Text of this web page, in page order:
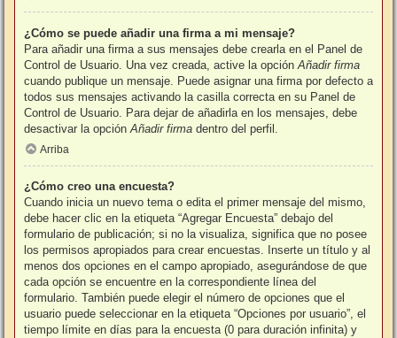
¿Cómo se puede añadir una firma a mi mensaje?
Para añadir una firma a sus mensajes debe crearla en el Panel de
Control de Usuario. Una vez creada, active la opción Añadir firma
cuando publique un mensaje. Puede asignar una firma por defecto a
todos sus mensajes activando la casilla correcta en su Panel de
Control de Usuario. Para dejar de añadirla en los mensajes, debe
desactivar la opción Añadir firma dentro del perfil.
Arriba
¿Cómo creo una encuesta?
Cuando inicia un nuevo tema o edita el primer mensaje del mismo,
debe hacer clic en la etiqueta “Agregar Encuesta” debajo del
formulario de publicación; si no la visualiza, significa que no posee
los permisos apropiados para crear encuestas. Inserte un título y al
menos dos opciones en el campo apropiado, asegurándose de que
cada opción se encuentre en la correspondiente línea del
formulario. También puede elegir el número de opciones que el
usuario puede seleccionar en la etiqueta “Opciones por usuario”, el
tiempo límite en días para la encuesta (0 para duración infinita) y